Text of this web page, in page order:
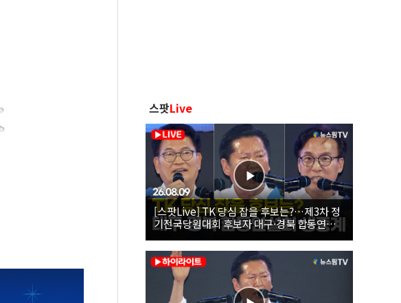
스팟Live
[스팟Live] TK 당심 잡을 후보는?…제3차 정
기전국당원대회 후보자 대구·경북 합동연설
회 생중계 | 26.08.09